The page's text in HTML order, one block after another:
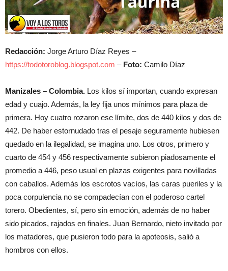
Redacción: Jorge Arturo Díaz Reyes –
https://todotoroblog.blogspot.com – Foto: Camilo Díaz
Manizales – Colombia. Los kilos sí importan, cuando expresan
edad y cuajo. Además, la ley fija unos mínimos para plaza de
primera. Hoy cuatro rozaron ese límite, dos de 440 kilos y dos de
442. De haber estornudado tras el pesaje seguramente hubiesen
quedado en la ilegalidad, se imagina uno. Los otros, primero y
cuarto de 454 y 456 respectivamente subieron piadosamente el
promedio a 446, peso usual en plazas exigentes para novilladas
con caballos. Además los escrotos vacíos, las caras pueriles y la
poca corpulencia no se compadecían con el poderoso cartel
torero. Obedientes, sí, pero sin emoción, además de no haber
sido picados, rajados en finales. Juan Bernardo, nieto invitado por
los matadores, que pusieron todo para la apoteosis, salió a
hombros con ellos.